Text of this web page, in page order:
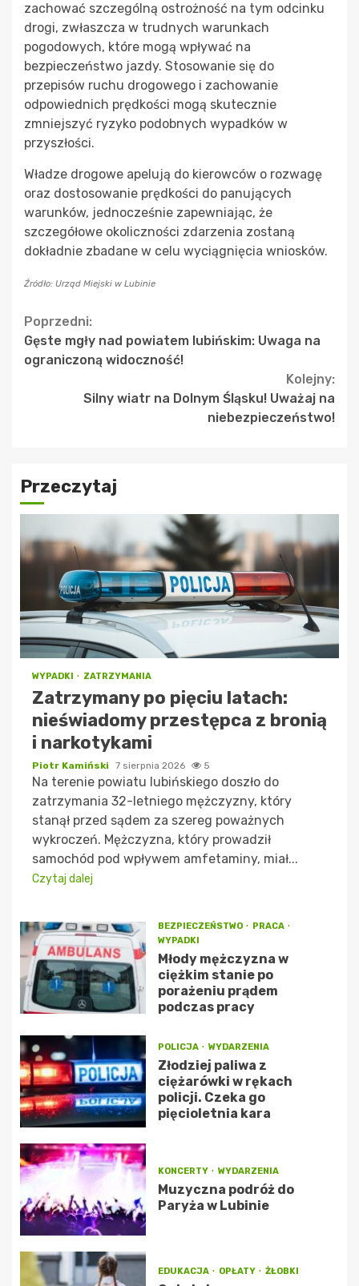
zachować szczególną ostrożność na tym odcinku
drogi, zwłaszcza w trudnych warunkach
pogodowych, które mogą wpływać na
bezpieczeństwo jazdy. Stosowanie się do
przepisów ruchu drogowego i zachowanie
odpowiednich prędkości mogą skutecznie
zmniejszyć ryzyko podobnych wypadków w
przyszłości.
Władze drogowe apelują do kierowców o rozwagę
oraz dostosowanie prędkości do panujących
warunków, jednocześnie zapewniając, że
szczegółowe okoliczności zdarzenia zostaną
dokładnie zbadane w celu wyciągnięcia wniosków.
Źródło: Urząd Miejski w Lubinie
Continue
Reading
Poprzedni:
Gęste mgły nad powiatem lubińskim: Uwaga na
ograniczoną widoczność!
Kolejny:
Silny wiatr na Dolnym Śląsku! Uważaj na
niebezpieczeństwo!
Przeczytaj
WYPADKI ZATRZYMANIA
Zatrzymany po pięciu latach:
nieświadomy przestępca z bronią
i narkotykami
Piotr Kamiński 7 sierpnia 2026 5
Na terenie powiatu lubińskiego doszło do
zatrzymania 32-letniego mężczyzny, który
stanął przed sądem za szereg poważnych
wykroczeń. Mężczyzna, który prowadził
samochód pod wpływem amfetaminy, miał...
Czytaj dalej
BEZPIECZEŃSTWO
PRACA
WYPADKI
Młody mężczyzna w
ciężkim stanie po
porażeniu prądem
podczas pracy
POLICJA WYDARZENIA
Złodziej paliwa z
ciężarówki w rękach
policji. Czeka go
pięcioletnia kara
KONCERTY WYDARZENIA
Muzyczna podróż do
Paryża w Lubinie
EDUKACJA OPŁATY ŻŁOBKI